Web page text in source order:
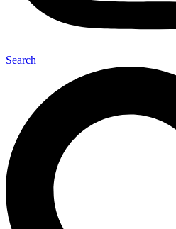
Search